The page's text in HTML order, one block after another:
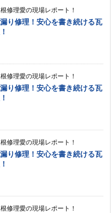
修理愛の現場レポート！
り修理！安心を書き続ける瓦
修理愛の現場レポート！
り修理！安心を書き続ける瓦
修理愛の現場レポート！
り修理！安心を書き続ける瓦
修理愛の現場レポート！